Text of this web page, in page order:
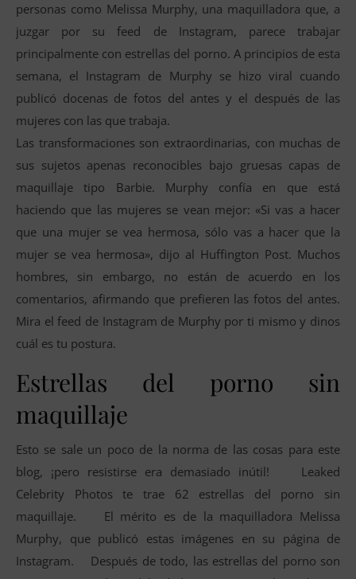
personas como Melissa Murphy, una maquilladora que, a
juzgar por su feed de Instagram, parece trabajar
principalmente con estrellas del porno. A principios de esta
semana, el Instagram de Murphy se hizo viral cuando
publicó docenas de fotos del antes y el después de las
mujeres con las que trabaja.
Las transformaciones son extraordinarias, con muchas de
sus sujetos apenas reconocibles bajo gruesas capas de
maquillaje tipo Barbie. Murphy confía en que está
haciendo que las mujeres se vean mejor: «Si vas a hacer
que una mujer se vea hermosa, sólo vas a hacer que la
mujer se vea hermosa», dijo al Huffington Post. Muchos
hombres, sin embargo, no están de acuerdo en los
comentarios, afirmando que prefieren las fotos del antes.
Mira el feed de Instagram de Murphy por ti mismo y dinos
cuál es tu postura.
Estrellas del porno sin
maquillaje
Esto se sale un poco de la norma de las cosas para este
blog, ¡pero resistirse era demasiado inútil! Leaked
Celebrity Photos te trae 62 estrellas del porno sin
maquillaje. El mérito es de la maquilladora Melissa
Murphy, que publicó estas imágenes en su página de
Instagram. Después de todo, las estrellas del porno son